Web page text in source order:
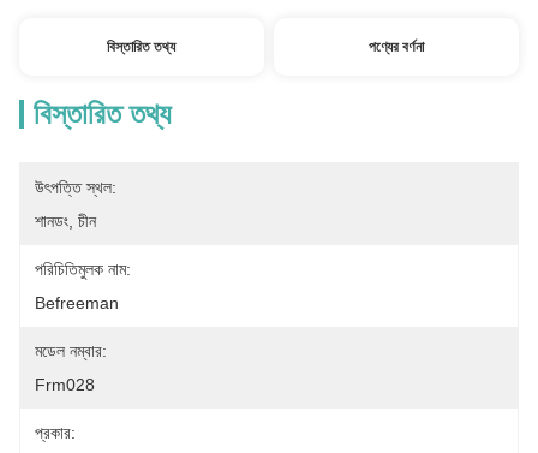
বিস্তারিত তথ্য পণ্যের বর্ণনা
বিস্তারিত তথ্য
উৎপত্তি স্থল:
শানডং, চীন
পরিচিতিমুলক নাম:
Befreeman
মডেল নম্বার:
Frm028
প্রকার: